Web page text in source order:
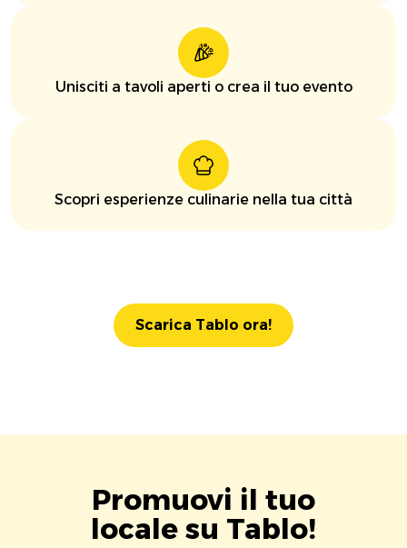
Unisciti a tavoli aperti o crea il tuo evento
Scopri esperienze culinarie nella tua città
Scarica Tablo ora!
Promuovi il tuo
locale su Tablo!